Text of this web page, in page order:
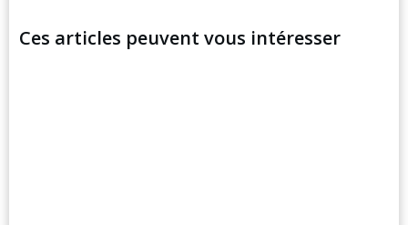
Ces articles peuvent vous intéresser